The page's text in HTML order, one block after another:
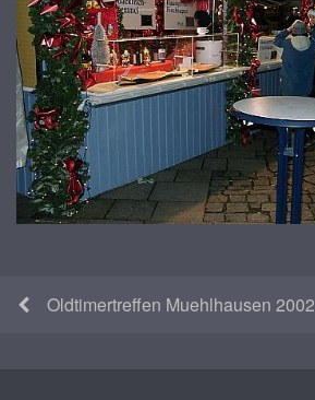
Oldtimertreffen Muehlhausen 2002